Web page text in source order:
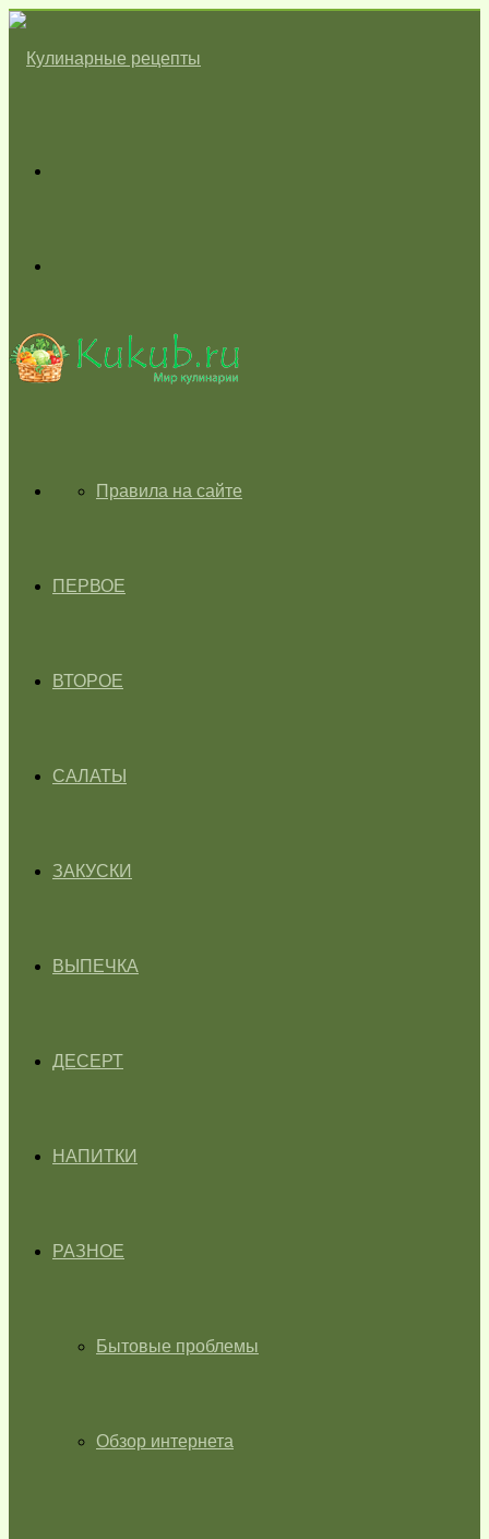
skin
ГЛАВНАЯПравила на сайте
ПЕРВОЕ
ВТОРОЕ
САЛАТЫ
ЗАКУСКИ
ВЫПЕЧКА
ДЕСЕРТ
НАПИТКИ
РАЗНОЕ
Бытовые проблемы
Обзор интернета